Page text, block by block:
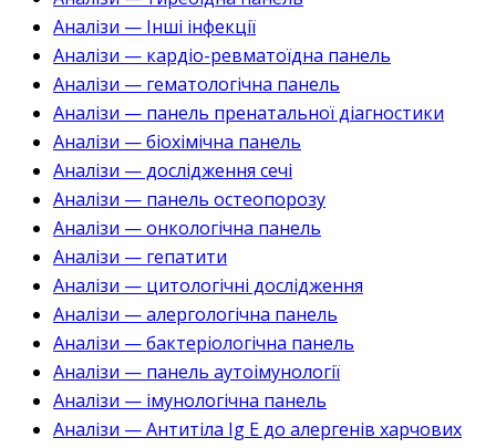
Аналізи — Інші інфекції
Аналізи — кардіо-ревматоїдна панель
Аналізи — гематологічна панель
Аналізи — панель пренатальної діагностики
Аналізи — біохімічна панель
Аналізи — дослідження сечі
Аналізи — панель остеопорозу
Аналізи — онкологічна панель
Аналізи — гепатити
Аналізи — цитологічні дослідження
Аналізи — алергологічна панель
Аналізи — бактеріологічна панель
Аналізи — панель аутоімунології
Аналізи — імунологічна панель
Аналізи — Антитіла Ig E до алергенів харчових